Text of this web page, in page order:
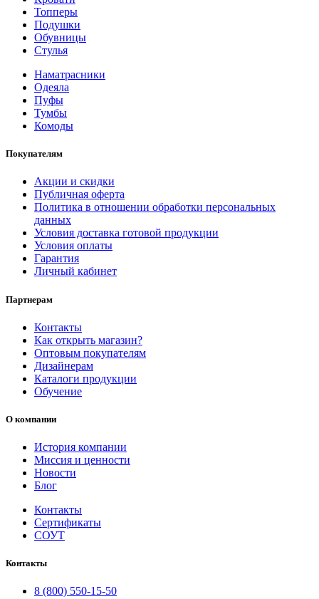
Топперы
Подушки
Обувницы
Стулья
Наматрасники
Одеяла
Пуфы
Тумбы
Комоды
Покупателям
Акции и скидки
Публичная оферта
Политика в отношении обработки персональных
данных
Условия доставка готовой продукции
Условия оплаты
Гарантия
Личный кабинет
Партнерам
Контакты
Как открыть магазин?
Оптовым покупателям
Дизайнерам
Каталоги продукции
Обучение
О компании
История компании
Миссия и ценности
Новости
Блог
Контакты
Сертификаты
СОУТ
Контакты
8 (800) 550-15-50